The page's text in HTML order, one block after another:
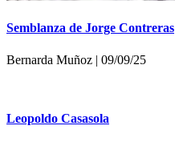
Semblanza de Jorge Contreras
Bernarda Muñoz | 09/09/25
Leopoldo Casasola